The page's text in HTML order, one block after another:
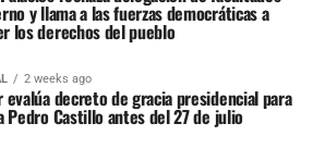
y llama a las fuerzas democráticas a
los derechos del pueblo
2 weeks ago
evalúa decreto de gracia presidencial para
Pedro Castillo antes del 27 de julio